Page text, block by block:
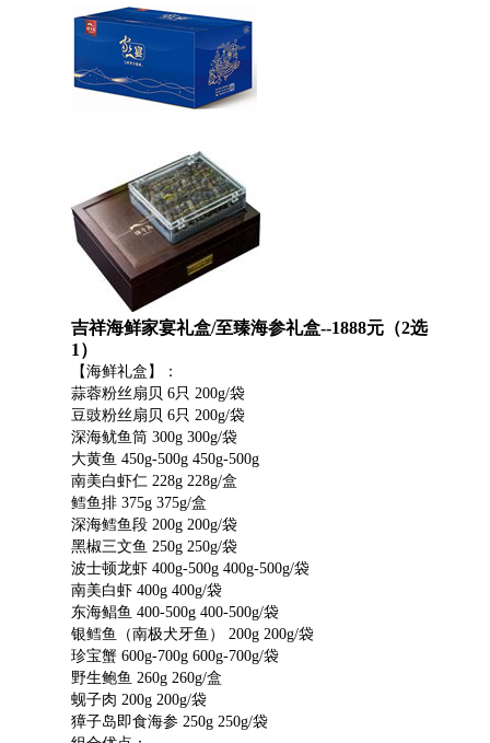
吉祥海鲜家宴礼盒/至臻海参礼盒--1888元（2选
1）
【海鲜礼盒】：
蒜蓉粉丝扇贝 6只 200g/袋
豆豉粉丝扇贝 6只 200g/袋
深海鱿鱼筒 300g 300g/袋
大黄鱼 450g-500g 450g-500g
南美白虾仁 228g 228g/盒
鳕鱼排 375g 375g/盒
深海鳕鱼段 200g 200g/袋
黑椒三文鱼 250g 250g/袋
波士顿龙虾 400g-500g 400g-500g/袋
南美白虾 400g 400g/袋
东海鲳鱼 400-500g 400-500g/袋
银鳕鱼（南极犬牙鱼） 200g 200g/袋
珍宝蟹 600g-700g 600g-700g/袋
野生鲍鱼 260g 260g/盒
蚬子肉 200g 200g/袋
獐子岛即食海参 250g 250g/袋